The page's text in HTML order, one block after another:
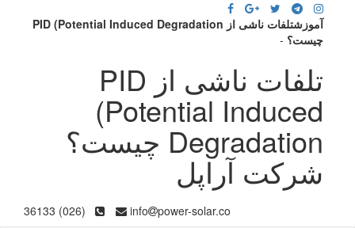
آموزشتلفات ناشی از PID (Potential Induced Degradation
چیست؟ -
تلفات ناشی از PID
(Potential Induced
Degradation چیست؟
شرکت آراپل
info power-solar.co
(026) 36133